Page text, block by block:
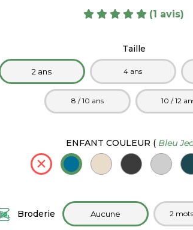
(1 avis)
Taille
2 ans 4 ans
8 / 10 ans 10 / 12
ENFANT COULEUR ( Bleu
Broderie Aucune 2